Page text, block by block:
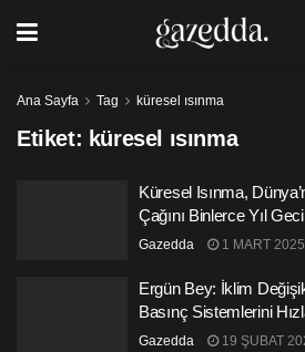
Ana Sayfa Tag küresel ısınma
Etiket: küresel ısınma
Küresel Isınma,
Çağını Binlerce Yıl
Gazedda 1 MART 2025
Ergün Bey: İklim
Basınç Sistemlerini
Gazedda 19 ŞUBAT